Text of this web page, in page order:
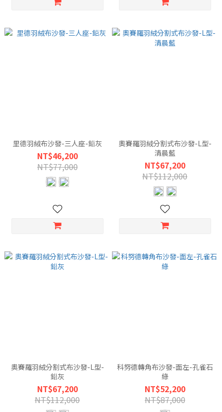
里德羽絨布沙發-三人座-鉛灰
NT$46,200
NT$77,000
奧賽羅羽絨分割式布沙發-L型-
清晨藍
NT$67,200
NT$112,000
奧賽羅羽絨分割式布沙發-L型-
鉛灰
NT$67,200
NT$112,000
科努德轉角布沙發-面左-孔雀石
綠
NT$52,200
NT$87,000